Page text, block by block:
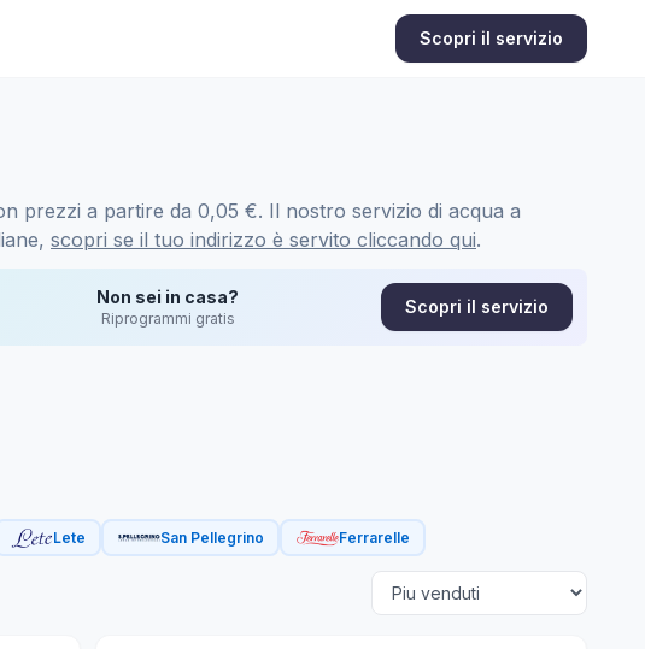
Scopri il servizio
prezzi a partire da 0,05 €. Il nostro servizio di acqua a
scopri se il tuo indirizzo è servito cliccando qui.
Non sei in casa?
Riprogrammi gratis
Scopri il servizio
Lete San Pellegrino Ferrarelle